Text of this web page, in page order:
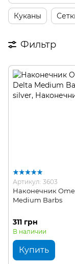
Куканы
Фильтр
Артикул: 3603
Наконечник
Medium Barbs
311 грн
В наличии
Купить